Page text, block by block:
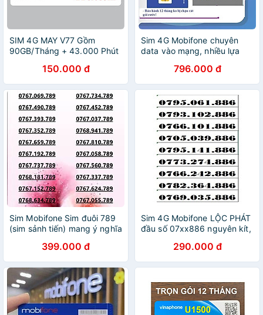
SIM 4G MAY V77 Gồm
90GB/Tháng + 43.000 Phút
Mẫu ngẫu nhiên
150.000 đ
Sim 4G Mobifone chuyên
data vào mạng, nhiều lựa
Hàng chính hãng
796.000 đ
Sim Mobifone Sim đuôi 789
(sim sảnh tiến) mang ý nghĩa
tiến sự nghiệp và tài lộc
4G/5G data 180GB [SIM
CHƯA KÍCH HOẠT, PHẢI
ĐĂNG KÝ CHÍNH CHỦ] -
HÀNG CHÍNH HÃNG
399.000 đ
Sim 4G Mobifone LỘC PHÁT
đầu số 07xx886 nguyên kít,
Hàng chính hãng
290.000 đ